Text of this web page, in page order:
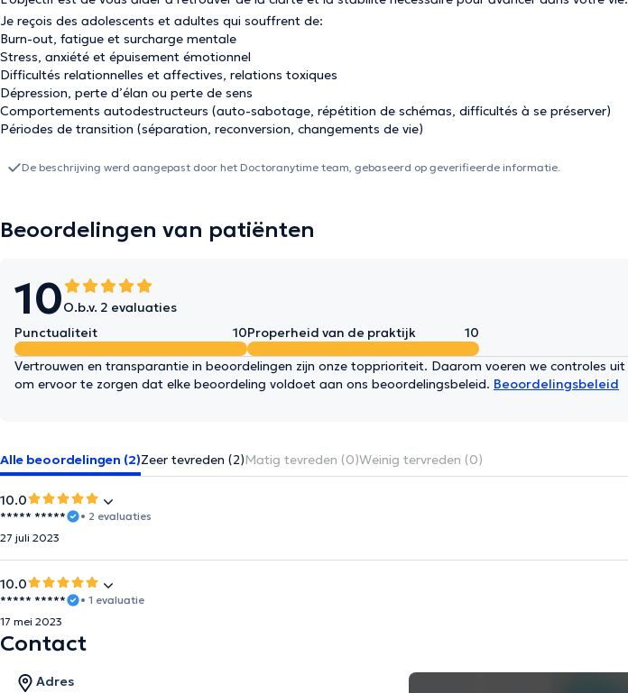
Je reçois des adolescents et adultes qui souffrent de:
Burn-out, fatigue et surcharge mentale
Stress, anxiété et épuisement émotionnel
Difficultés relationnelles et affectives, relations toxiques
Dépression, perte d’élan ou perte de sens
Comportements autodestructeurs (auto-sabotage, répétition de schémas, difficultés à se préserver)
Périodes de transition (séparation, reconversion, changements de vie)
De beschrijving werd aangepast door het Doctoranytime team, gebaseerd op geverifieerde informatie.
Beoordelingen van patiënten
10O.b.v. 2 evaluaties
Punctualiteit
10Properheid van de praktijk 10
Vertrouwen en transparantie in beoordelingen zijn onze topprioriteit. Daarom voeren we controles uit
om ervoor te zorgen dat elke beoordeling voldoet aan ons beoordelingsbeleid. Beoordelingsbeleid
Alle beoordelingen (2)Zeer tevreden (2)Matig tevreden (0)Weinig tervreden (0)
10.0
***** *****
• 2 evaluaties
27 juli 2023
10.0
***** *****
• 1 evaluatie
17 mei 2023
Contact
Adres